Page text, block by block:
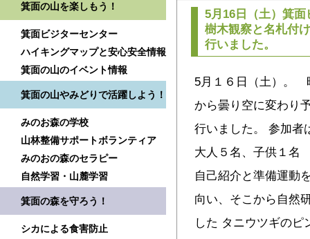
箕面の山を楽しもう！
箕面ビジターセンター
ハイキングマップと安心安全情報
箕面の山のイベント情報
箕面の山やみどりで活躍しよう！
みのお森の学校
山林整備サポートボランティア
みのおの森のセラピー
自然学習・山麓学習
箕面の森を守ろう！
シカによる食害防止
5月16日（土）箕
樹木観察と名札付
行いました。
5月１６日（土）。
から曇り空に変わり
行いました。 参加者
大人５名、子供１名
自己紹介と準備運動
向い、そこから自然
した タニウツギのピ